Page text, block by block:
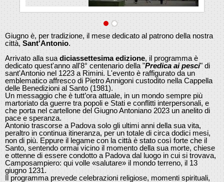
Giugno è, per tradizione, il mese dedicato al patrono della nostra
città, Sant'Antonio.
Arrivato alla sua diciassettesima edizione, il programma è
dedicato quest'anno all'8° centenario della "Predica ai pesci" di
sant'Antonio nel 1223 a Rimini. L'evento è raffigurato da un
emblematico affresco di Pietro Annigoni custodito nella Cappella
delle Benedizioni al Santo (1981).
Un messaggio che è tutt’ora attuale, in un mondo sempre più
martoriato da guerre tra popoli e Stati e conflitti interpersonali, e
che porta nel cartellone del Giugno Antoniano 2023 un anelito di
pace e speranza.
Antonio trascorse a Padova solo gli ultimi anni della sua vita,
peraltro in continua itineranza, per un totale di circa dodici mesi,
non di più. Eppure il legame con la città è stato così forte che il
Santo, sentendo ormai vicino il momento della sua morte, chiese
e ottenne di essere condotto a Padova dal luogo in cui si trovava,
Camposampiero: qui volle «salutare» il mondo terreno, il 13
giugno 1231.
Il programma prevede celebrazioni religiose, momenti spirituali,